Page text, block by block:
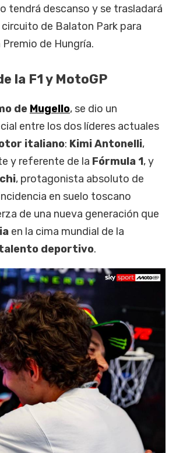
tendrá descanso y se trasladará
de Balaton Park para
de Hungría.
la F1 y MotoGP
de Mugello, se dio un
entre los dos líderes actuales
italiano: Kimi Antonelli,
y referente de la Fórmula 1, y
, protagonista absoluto de
en suelo toscano
de una nueva generación que
en la cima mundial de la
deportivo.